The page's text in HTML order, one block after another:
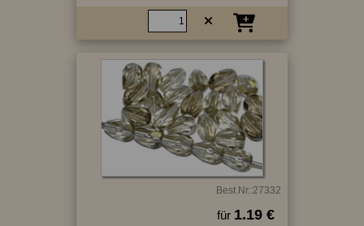
Best.Nr.:27332
für 1.19 €